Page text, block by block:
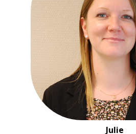
Julie